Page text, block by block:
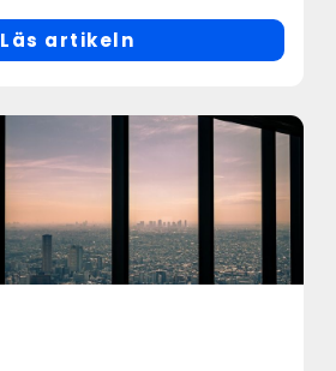
Läs artikeln